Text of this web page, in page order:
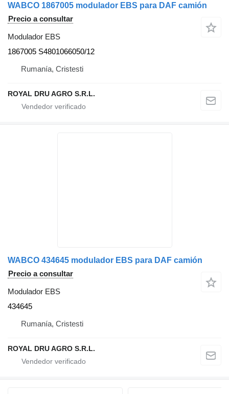
WABCO 1867005 modulador EBS para DAF camión
Precio a consultar
Modulador EBS
1867005 S4801066050/12
Rumanía, Cristesti
ROYAL DRU AGRO S.R.L.
WABCO 434645 modulador EBS para DAF camión
Precio a consultar
Modulador EBS
434645
Rumanía, Cristesti
ROYAL DRU AGRO S.R.L.